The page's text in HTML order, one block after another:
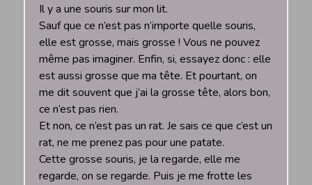
Il y a une souris sur mon lit.
Sauf que ce n’est pas n’importe quelle souris,
elle est grosse, mais grosse ! Vous ne pouvez
même pas imaginer. Enfin, si, essayez donc : elle
est aussi grosse que ma tête. Et pourtant, on
me dit souvent que j’ai la grosse tête, alors bon,
ce n’est pas rien.
Et non, ce n’est pas un rat. Je sais ce que c’est un
rat, ne me prenez pas pour une patate.
Cette grosse souris, je la regarde, elle me
regarde, on se regarde. Puis je me frotte les